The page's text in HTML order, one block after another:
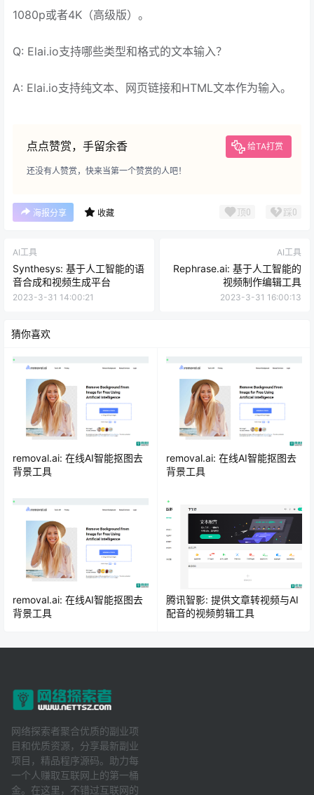
1080p或者4K（高级版）。
Q: Elai.io支持哪些类型和格式的文本输入？
A: Elai.io支持纯文本、网页链接和HTML文本作为输入。
点点赞赏，手留余香 给TA打赏
还没有人赞赏，快来当第一个赞赏的人吧！
海报分享 收藏 顶0 踩0
AI工具
Synthesys: 基于人工智能的语
音合成和视频生成平台
2023-3-31 14:00:21
AI工具
Rephrase.ai: 基于人工智能的
视频制作编辑工具
2023-3-31 16:00:13
猜你喜欢
removal.ai: 在线AI智能抠图去
背景工具
removal.ai: 在线AI智能抠图去
背景工具
removal.ai: 在线AI智能抠图去
背景工具
腾讯智影: 提供文章转视频与AI
配音的视频剪辑工具
网络探索者聚合优质的副业项
目和优质资源，分享最新副业
项目，精品程序源码。助力每
一个人赚取互联网上的第一桶
金。在这里，不错过互联网的